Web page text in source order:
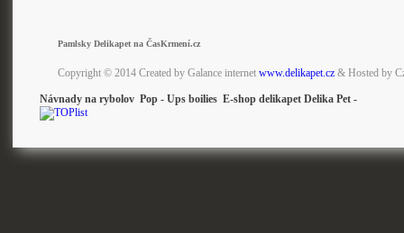
Pamlsky Delikapet na ČasKrmení.cz
Copyright © 2014 Created by Galance internet www.delikapet.cz& Hosted by
Návnady na rybolov Pop - Ups boilies E-shop delikapet Delika Pet -